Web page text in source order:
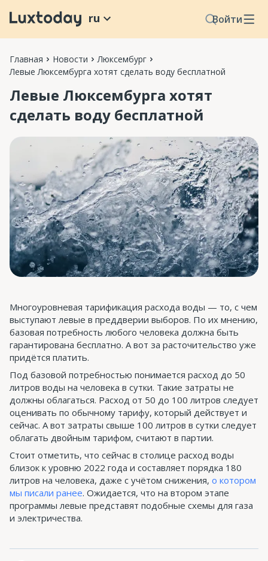
Войти
ru
Главная Новости
Люксембург
Левые Люксембурга хотят сделать воду бесплатной
Левые Люксембурга хотят
сделать воду бесплатной
Многоуровневая тарификация расхода воды — то, с чем
выступают левые в преддверии выборов. По их мнению,
базовая потребность любого человека должна быть
гарантирована бесплатно. А вот за расточительство уже
придётся платить.
Под базовой потребностью понимается расход до 50
литров воды на человека в сутки. Такие затраты не
должны облагаться. Расход от 50 до 100 литров следует
оценивать по обычному тарифу, который действует и
сейчас. А вот затраты свыше 100 литров в сутки следует
облагать двойным тарифом, считают в партии.
Стоит отметить, что сейчас в столице расход воды
близок к уровню 2022 года и составляет порядка 180
литров на человека, даже с учётом снижения, о котором
мы писали ранее. Ожидается, что на втором этапе
программы левые представят подобные схемы для газа
и электричества.